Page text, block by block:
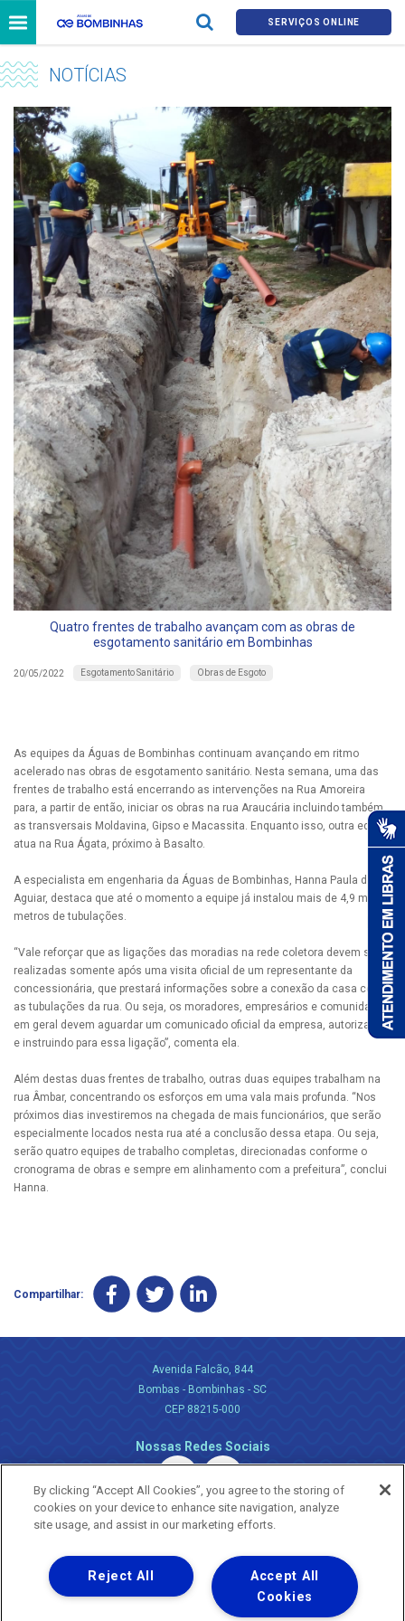
SERVIÇOS ONLINE
NOTÍCIAS
Quatro frentes de trabalho avançam com as obras de
esgotamento sanitário em Bombinhas
20/05/2022 Esgotamento Sanitário Obras de Esgoto
As equipes da Águas de Bombinhas continuam avançando em ritmo
acelerado nas obras de esgotamento sanitário. Nesta semana, uma das
frentes de trabalho está encerrando as intervenções na Rua Amoreira
para, a partir de então, iniciar os obras na rua Araucária incluindo também
as transversais Moldavina, Gipso e Macassita. Enquanto isso, outra equipe
atua na Rua Ágata, próximo à Basalto.
A especialista em engenharia da Águas de Bombinhas, Hanna Paula de
Aguiar, destaca que até o momento a equipe já instalou mais de 4,9 mil
metros de tubulações.
“Vale reforçar que as ligações das moradias na rede coletora devem ser
realizadas somente após uma visita oficial de um representante da
concessionária, que prestará informações sobre a conexão da casa com
as tubulações da rua. Ou seja, os moradores, empresários e comunidade
em geral devem aguardar um comunicado oficial da empresa, autorizando
e instruindo para essa ligação”, comenta ela.
Além destas duas frentes de trabalho, outras duas equipes trabalham na
rua Âmbar, concentrando os esforços em uma vala mais profunda. “Nos
próximos dias investiremos na chegada de mais funcionários, que serão
especialmente locados nesta rua até a conclusão dessa etapa. Ou seja,
serão quatro equipes de trabalho completas, direcionadas conforme o
cronograma de obras e sempre em alinhamento com a prefeitura”, conclui
Hanna.
Compartilhar:
Avenida Falcão, 844
Bombas - Bombinhas - SC
CEP 88215-000
Nossas Redes Sociais
Uma empresa
Copyright ® 2026 - Todos os Direitos Reservados.
By clicking “Accept All Cookies”, you agree to the storing of
cookies on your device to enhance site navigation, analyze
site usage, and assist in our marketing efforts.
Accept All
Cookies
Reject All